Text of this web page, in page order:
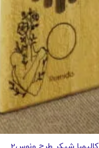
در
صفحه
محصول
انتخاب
شوند